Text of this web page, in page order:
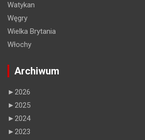
Watykan
Węgry
Wielka Brytania
Włochy
Archiwum
►2026
►2025
►2024
►2023